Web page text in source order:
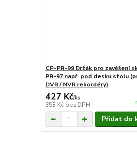
CP-PR-99 Držák pro zavěšení
PR-97 např. pod desku stolu
DVR / NVR rekordéry)
427 Kč/ks
353 Kč bez DPH
Přidat do